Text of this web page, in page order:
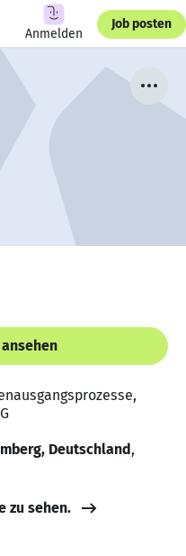
Anmelden
Job posten
Deutschland,
zu sehen.